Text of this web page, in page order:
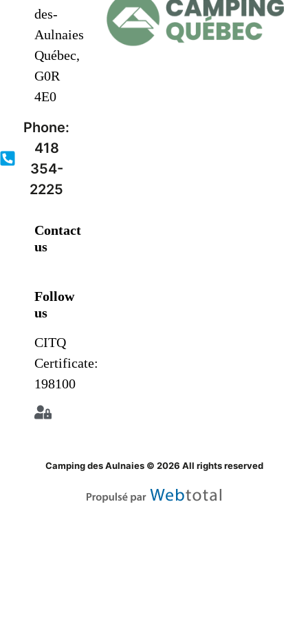
des-
Aulnaies
Québec,
G0R
4E0
Phone:
418
354-
2225
Contact
us
Follow
us
CITQ
Certificate:
198100
Camping des Aulnaies © 2026 All rights reserved